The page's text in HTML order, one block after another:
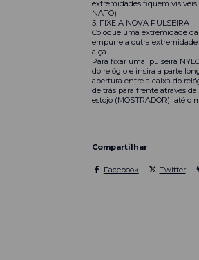
extremidades fiquem visíveis
NATO)
5. FIXE A NOVA PULSEIRA
Coloque uma extremidade
empurre a outra
alça.
Para fixar uma pulseira
do relógio e insira a parte
abertura entre a caixa do
de trás para frente através
estojo (MOSTRADOR) até o
Compartilhar
Facebook Twitter